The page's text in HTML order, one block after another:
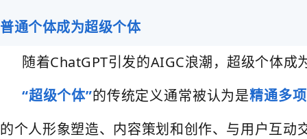
普通个体成为超级个体
随着ChatGPT引发的AIGC浪潮，超级个体成
“超级个体”的传统定义通常被认为是精通多
的个人形象塑造、内容策划和创作、与用户互